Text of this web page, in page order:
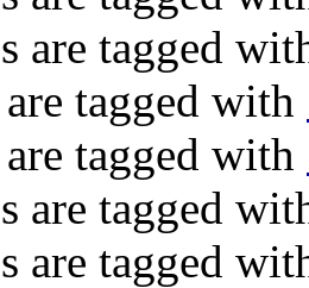
are tagged
tagged with
tagged with
are tagged
are tagged